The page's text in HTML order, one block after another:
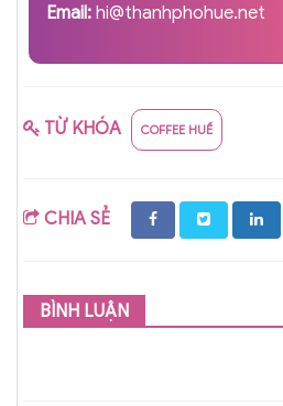
Email: hi@thanhphohue.net
TỪ KHÓA COFFEE HUẾ
CHIA SẺ
BÌNH LUẬN